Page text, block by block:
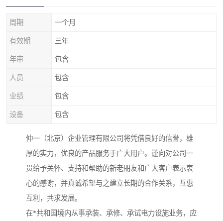
周期 一个月
有效期 三年
年审 包含
人员 包含
业绩 包含
设备 包含
仲一（北京）企业管理有限公司将凭借良好的信誉，雄
厚的实力，优良的产品服务于广大用户。谨向对公司一
贯给予关怀、支持和帮助的新老朋友和广大客户表示衷
心的感谢，并真诚希望与之建立长期的合作关系，互惠
互利，共求发展。
在*共和国境内从事承装、承修、承试电力设施业务，应